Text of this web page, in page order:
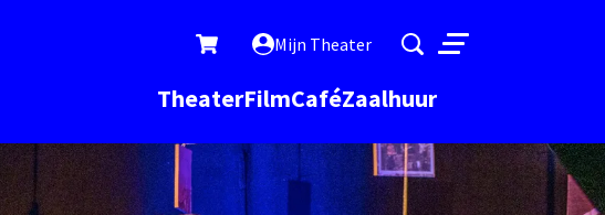
Mijn Theater
TheaterFilmCaféZaalhuur
Menu